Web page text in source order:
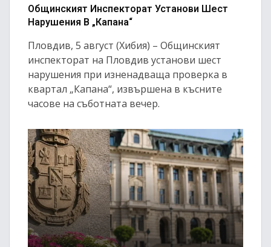
Общинският Инспекторат Установи Шест
Нарушения В „Капана“
Пловдив, 5 август (Хибия) – Общинският
инспекторат на Пловдив установи шест
нарушения при изненадваща проверка в
квартал „Капана“, извършена в късните
часове на съботната вечер.